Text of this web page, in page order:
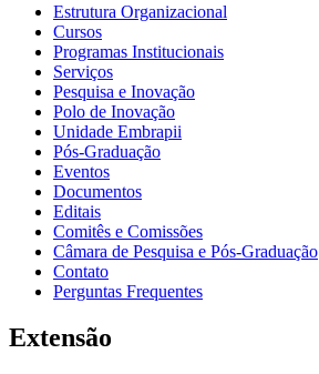
Estrutura Organizacional
Cursos
Programas Institucionais
Serviços
Pesquisa e Inovação
Polo de Inovação
Unidade Embrapii
Pós-Graduação
Eventos
Documentos
Editais
Comitês e Comissões
Câmara de Pesquisa e Pós-Graduação
Contato
Perguntas Frequentes
Extensão